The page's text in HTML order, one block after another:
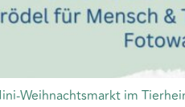
Weihnachtsmarkt im